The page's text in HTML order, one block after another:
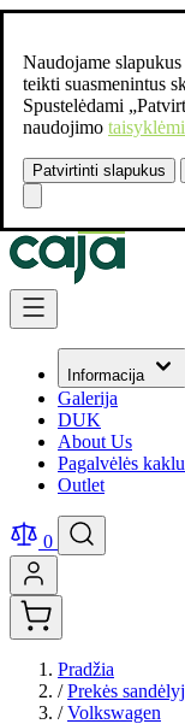
Naudojame
teikti suasmenintus
Spustelėdami
naudojimo
Patvirtinti slapukus
Susisiekite:
Skip to Content
Informacija
Galerija
DUK
About Us
Pagalvėlės
Outlet
0
Pradžia
/ Prekės
/ Volkswagen